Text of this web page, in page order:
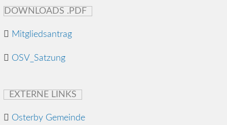
DOWNLOADS .PDF
Mitgliedsantrag
OSV_Satzung
EXTERNE LINKS
Osterby Gemeinde